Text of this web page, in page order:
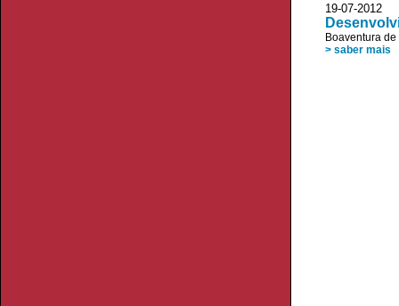
19-07-
Boaventura
> saber mais